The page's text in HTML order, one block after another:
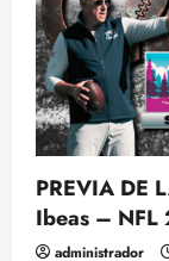
PREVIA DE
Ibeas –
administrador